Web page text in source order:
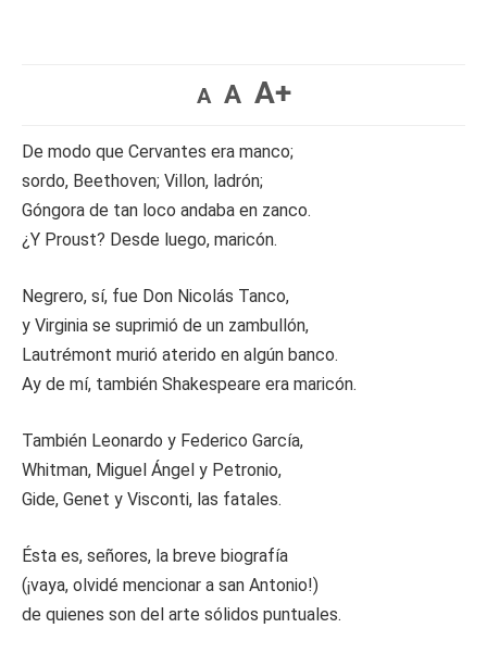
A A A+
De modo que Cervantes era manco;
sordo, Beethoven; Villon, ladrón;
Góngora de tan loco andaba en zanco.
¿Y Proust? Desde luego, maricón.
Negrero, sí, fue Don Nicolás Tanco,
y Virginia se suprimió de un zambullón,
Lautrémont murió aterido en algún banco.
Ay de mí, también Shakespeare era maricón.
También Leonardo y Federico García,
Whitman, Miguel Ángel y Petronio,
Gide, Genet y Visconti, las fatales.
Ésta es, señores, la breve biografía
(¡vaya, olvidé mencionar a san Antonio!)
de quienes son del arte sólidos puntuales.